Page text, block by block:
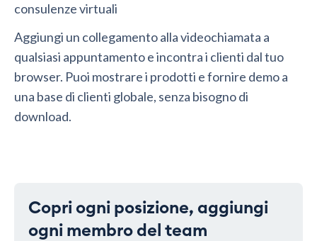
consulenze virtuali
Aggiungi un collegamento alla videochiamata a
qualsiasi appuntamento e incontra i clienti dal tuo
browser. Puoi mostrare i prodotti e fornire demo a
una base di clienti globale, senza bisogno di
download.
Copri ogni posizione, aggiungi
ogni membro del team